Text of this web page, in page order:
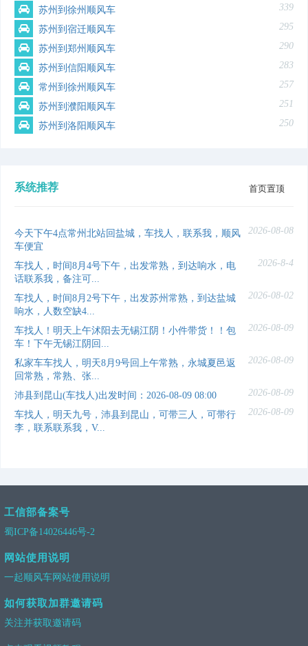
苏州到徐州顺风车 339
苏州到宿迁顺风车 295
苏州到郑州顺风车 290
苏州到信阳顺风车 283
常州到徐州顺风车 257
苏州到濮阳顺风车 251
苏州到洛阳顺风车 250
系统推荐 首页置顶
今天下午4点常州北站回盐城，车找人，联系我，顺风
车便宜
2026-08-08
车找人，时间8月4号下午，出发常熟，到达响水，电
话联系我，备注可...
2026-8-4
车找人，时间8月2号下午，出发苏州常熟，到达盐城
响水，人数空缺4...
2026-08-02
车找人！明天上午沭阳去无锡江阴！小件带货！！包
车！下午无锡江阴回...
2026-08-09
私家车车找人，明天8月9号回上午常熟，永城夏邑返
回常熟，常熟、张...
2026-08-09
沛县到昆山(车找人)出发时间：2026-08-09 08:00 2026-08-09
车找人，明天九号，沛县到昆山，可带三人，可带行
李，联系联系我，V...
2026-08-09
工信部备案号
蜀ICP备14026446号-2
网站使用说明
一起顺风车网站使用说明
如何获取加群邀请码
关注并获取邀请码